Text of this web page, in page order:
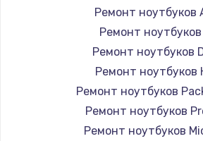
Ремонт ноутбуков
Ремонт ноутбуков
Ремонт ноутбуков
Ремонт ноутбуков
Ремонт ноутбуков
Ремонт ноутбуков
Ремонт ноутбуков